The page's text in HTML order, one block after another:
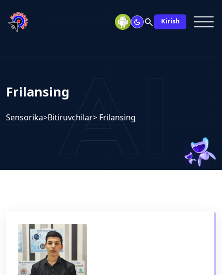
search Kirish
Frilansing
Sensorika>Bitiruvchilar> Frilansing